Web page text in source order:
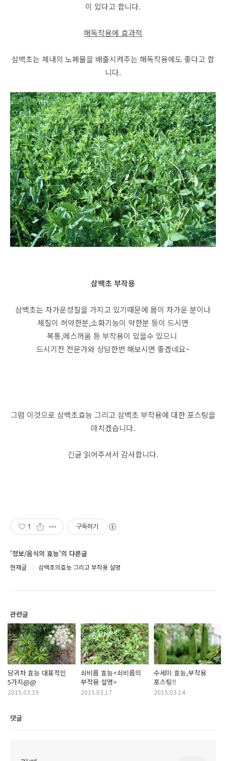
이 있다고 합니다.
해독작용에 효과적
삼백초는 체내의 노폐물을 배출시켜주는 해독작용에도 좋다고 합
니다.
삼백초 부작용
삼백초는 차가운성질을 가지고 있기때문에 몸이 차가운 분이나
체질이 허약한분,소화기능이 약한분 등이 드시면
복통,메스꺼움 등 부작용이 있을수 있으니
드시기전 전문가와 상담한번 해보시면 좋겠네요~
그럼 이것으로 삼백초효능 그리고 삼백초 부작용에 대한 포스팅을
마치겠습니다.
긴글 읽어주셔서 감사합니다.
1 구독하기
'정보/음식의 효능'의 다른글
현재글 삼백초의효능 그리고 부작용 설명
관련글
당귀차 효능 대표적인
5가지@@
2015.03.19
쇠비름 효능<쇠비름의
부작용 설명>
2015.03.17
수세미 효능,부작용
포스팅!!
2015.03.14
댓글